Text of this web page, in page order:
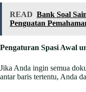
READ Bank Soal
Penguatan
Pengaturan Spasi Awal
Jika Anda ingin semua
antar baris tertentu, Anda